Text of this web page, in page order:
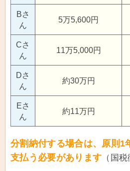
Bさ
ん
5万5,600円
Cさ
ん
11万5,000円
Dさ
ん
約30万円
Eさ
ん
約11万円
分割納付する場合は、原則1
支払う必要があります （国